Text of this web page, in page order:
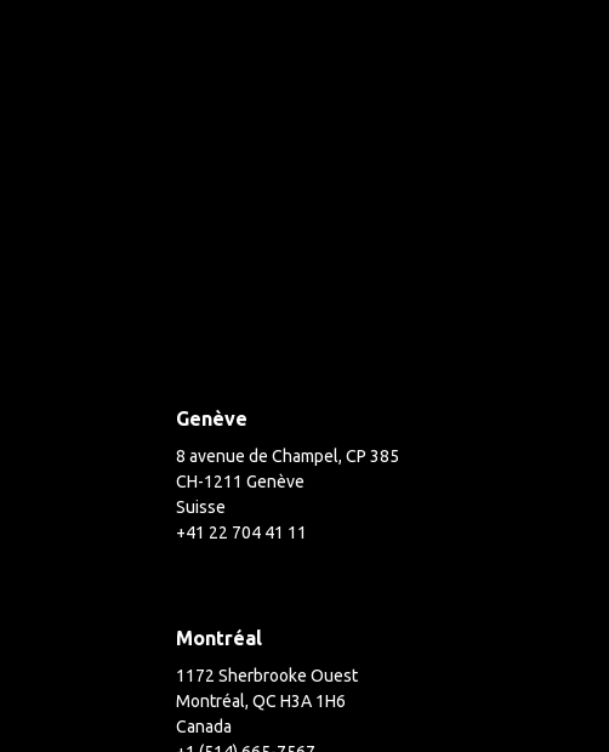
Genève
8 avenue de Champel, CP 385
CH-1211 Genève
Suisse
+41 22 704 41 11
Montréal
1172 Sherbrooke Ouest
Montréal, QC H3A 1H6
Canada